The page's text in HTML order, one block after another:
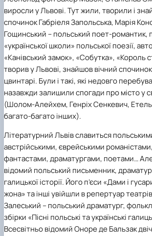
Кафедра фізичної
Кафедра філософії та
комунікації
Кафедра психології
Кафедра культурології
виросли у Львові. Тут жили, творили і
спочинок Габріеля Запольська, Марія
Гощинський – польський поет-романтик,
«української школи» польської поезії,
«Канівський замок», «Собутка», «Король
творив у Львові, знайшов вічний
цвинтарі. Були і такі, які недовго
назавжди залишили спогади про місто у
(Шолом-Алейхем, Генріх Сенкевич, Етель
багато-багато інших).
Літературний Львів славиться
австрійськими, єврейськими
фантастами, драматургами, поетами…
відомий польський письменник,
галицької історії. Його п’єси «Дами і
жона» та інші увійшли в репертуар
Залеський – польський драматург,
збірки «Пісні польські та українські
Всесвітньо відомий Оноре де Бальзак